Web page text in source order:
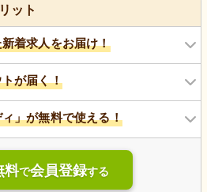
ット
着求人をお届け！
が届く！
」が無料で使える！
料で会員登録する